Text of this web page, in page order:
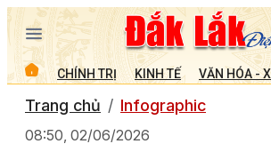
CHÍNH TRỊ KINH TẾ VĂN HÓA -
Trang chủ Infographic
08:50, 02/06/2026